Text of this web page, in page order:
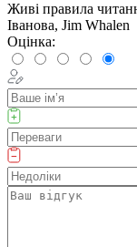
Живі правила
Іванова, Jim Whalen
Оцінка: